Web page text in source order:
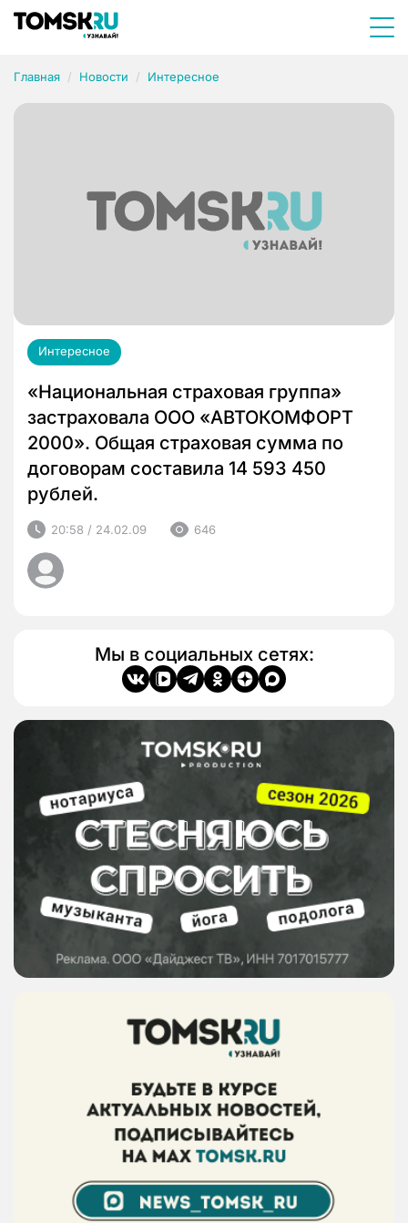
Главная Новости Интересное
Интересное
«Национальная страховая группа»
застраховала ООО «АВТОКОМФОРТ
2000». Общая страховая сумма по
договорам составила 14 593 450
рублей.
20:58 / 24.02.09 646
Мы в социальных сетях: